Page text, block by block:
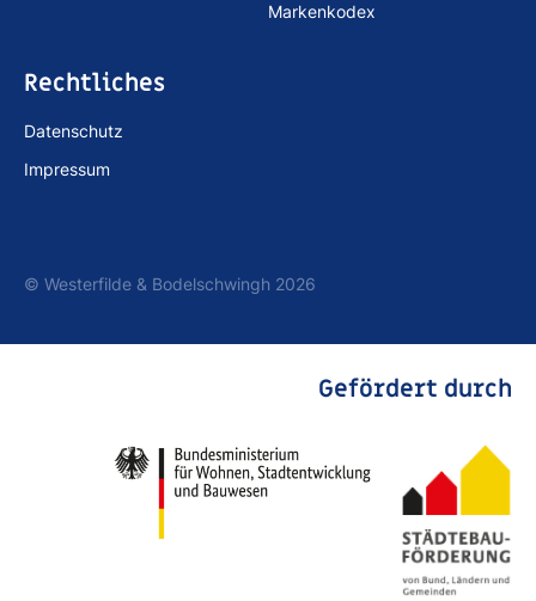
Markenkodex
Rechtliches
Datenschutz
Impressum
© Westerfilde & Bodelschwingh 2026
Gefördert durch